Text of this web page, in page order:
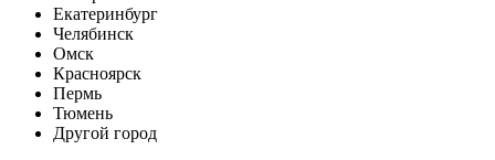
Екатеринбург
Челябинск
Омск
Красноярск
Пермь
Тюмень
Другой город